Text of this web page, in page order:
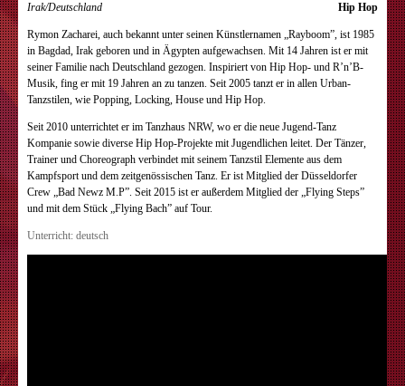
Hip Hop
Irak/Deutschland
Rymon Zacharei, auch bekannt unter seinen Künstlernamen „Rayboom”, ist 1985
in Bagdad, Irak geboren und in Ägypten aufgewachsen. Mit 14 Jahren ist er mit
seiner Familie nach Deutschland gezogen. Inspiriert von Hip Hop- und R’n’B-
Musik, fing er mit 19 Jahren an zu tanzen. Seit 2005 tanzt er in allen Urban-
Tanzstilen, wie Popping, Locking, House und Hip Hop.
Seit 2010 unterrichtet er im Tanzhaus NRW, wo er die neue Jugend-Tanz
Kompanie sowie diverse Hip Hop-Projekte mit Jugendlichen leitet. Der Tänzer,
Trainer und Choreograph verbindet mit seinem Tanzstil Elemente aus dem
Kampfsport und dem zeitgenössischen Tanz. Er ist Mitglied der Düsseldorfer
Crew „Bad Newz M.P”. Seit 2015 ist er außerdem Mitglied der „Flying Steps”
und mit dem Stück „Flying Bach” auf Tour.
Unterricht: deutsch